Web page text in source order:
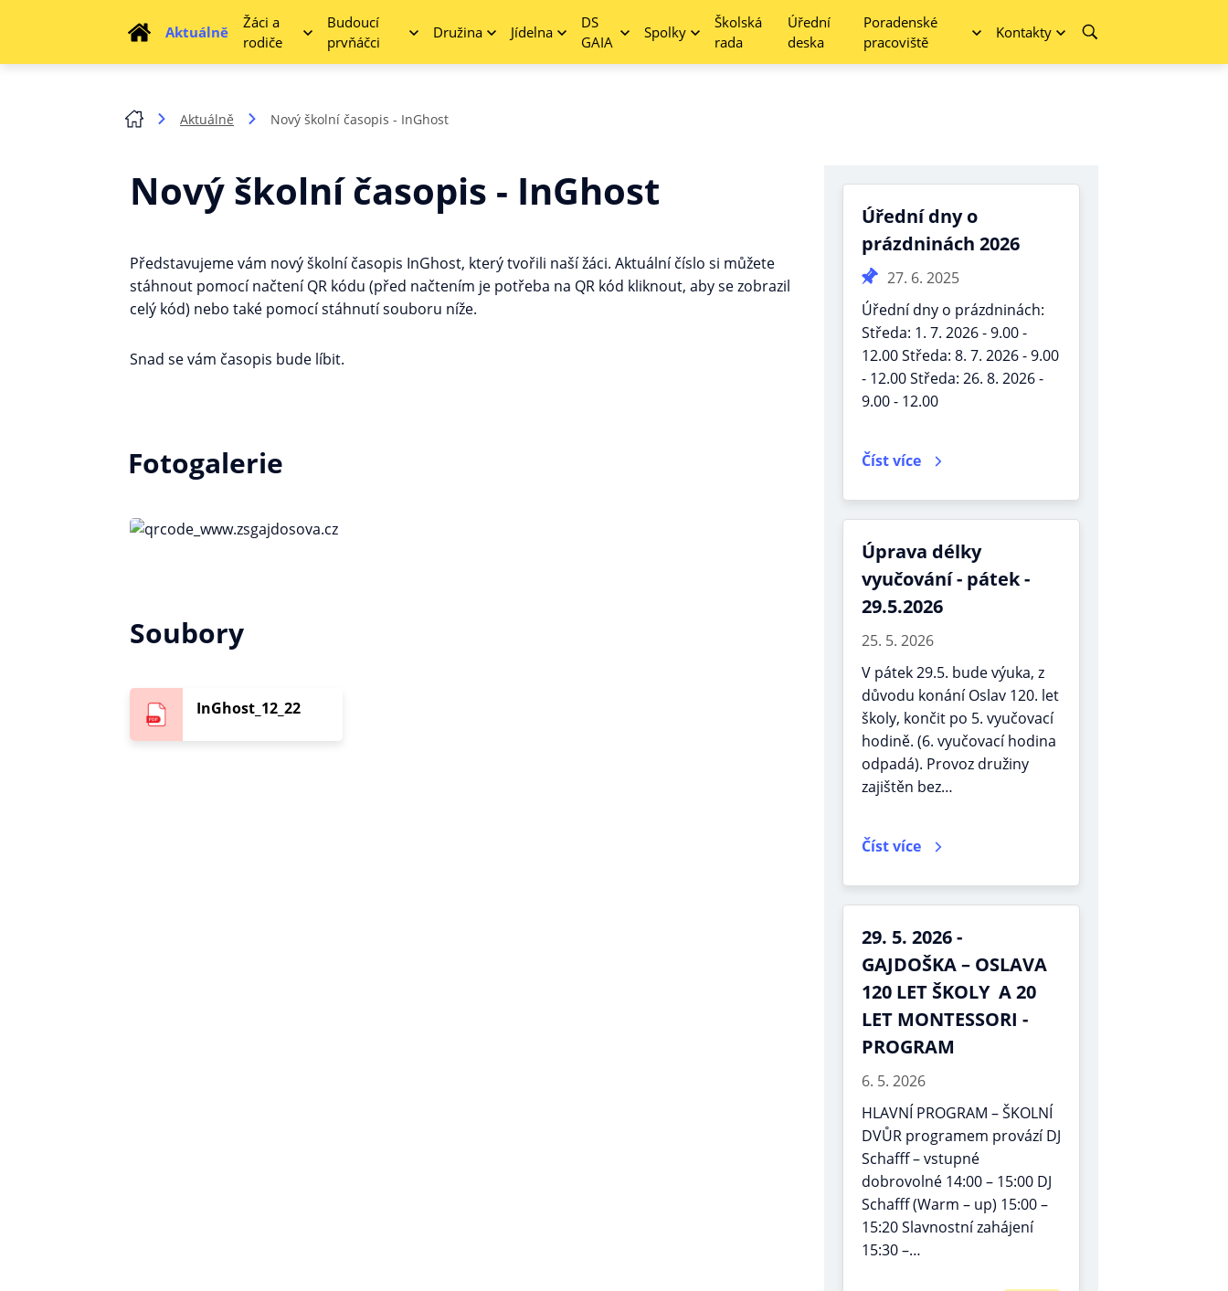
Aktuálně
Žáci a
rodiče
Budoucí
prvňáčci
Družina Jídelna
DS
GAIA
Spolky
Školská
rada
Úřední
deska
Poradenské
pracoviště
Kontakty
Aktuálně Nový školní časopis - InGhost
Nový školní časopis - InGhost
Představujeme vám nový školní časopis InGhost, který tvořili naší žáci. Aktuální číslo si můžete
stáhnout pomocí načtení QR kódu (před načtením je potřeba na QR kód kliknout, aby se zobrazil
celý kód) nebo také pomocí stáhnutí souboru níže.
Snad se vám časopis bude líbit.
Fotogalerie
Soubory
InGhost_12_22
Úřední dny o
prázdninách 2026
27. 6. 2025
Úřední dny o prázdninách:
Středa: 1. 7. 2026 - 9.00 -
12.00 Středa: 8. 7. 2026 - 9.00
- 12.00 Středa: 26. 8. 2026 -
9.00 - 12.00
Číst více
Úprava délky
vyučování - pátek -
29.5.2026
25. 5. 2026
V pátek 29.5. bude výuka, z
důvodu konání Oslav 120. let
školy, končit po 5. vyučovací
hodině. (6. vyučovací hodina
odpadá). Provoz družiny
zajištěn bez…
Číst více
29. 5. 2026 -
GAJDOŠKA – OSLAVA
120 LET ŠKOLY A 20
LET MONTESSORI -
PROGRAM
6. 5. 2026
HLAVNÍ PROGRAM – ŠKOLNÍ
DVŮR programem provází DJ
Schafff – vstupné
dobrovolné 14:00 – 15:00 DJ
Schafff (Warm – up) 15:00 –
15:20 Slavnostní zahájení
15:30 –…